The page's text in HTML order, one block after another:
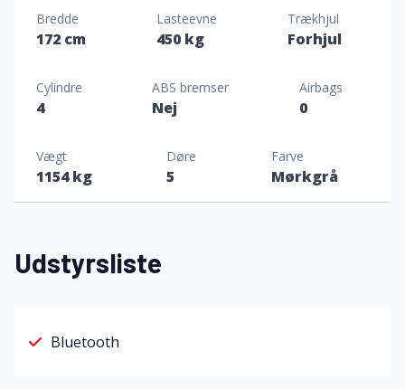
Bredde
172 cm
Lasteevne
450 kg
Trækhjul
Forhjul
Cylindre
4
ABS bremser
Nej
Airbags
0
Vægt
1154 kg
Døre
5
Farve
Mørkgrå
Udstyrsliste
Bluetooth